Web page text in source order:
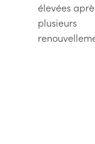
élevées
plusieurs